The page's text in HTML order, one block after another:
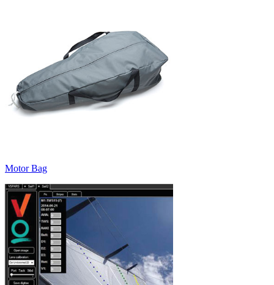
Motor Bag